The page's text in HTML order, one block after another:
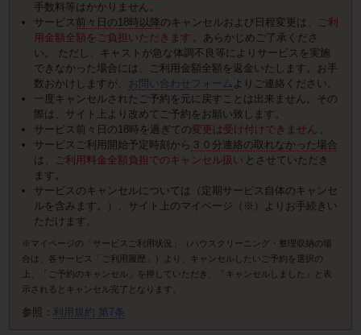
手数料等はかかりません。
サービス 前々日の18時以降のキャンセルおよび日程変更は、
ご利
用金額全額をご負担いただきます
。あらかじめご了承くださ
い。 ただし、キャストが急な体調不良等によりサービスを実施
できなかった場合には、ご利用金額全額を返金いたします。お手
数おかけしますが、 お問い合わせフォーム よりご連絡ください。
一度キャンセルされたご予約を元に戻すことは出来ません。その
際は、サイト上より改めてご予約をお願い致します。
サービス前々日の18時を過ぎての変更は受け付けできません
サービスご利用開始予定時刻から ３０分連絡の取れなかった場合
は、
ご利用料金全額負担でのキャンセル扱い とさせていただき
ます。
サービスのキャンセルについては（定期サービス自体のキャンセ
ルを含みます。）、サイト上のマイページ（※）よりお手続きい
ただけます。
※マイページの「サービスご利用状況」（ハウスクリーニング・整理収納の場
合は、各サービス「ご利用履歴」）より、キャンセルしたいご予約を選択の
上、「ご予約のキャンセル」を押していただき、「キャンセルしました」と表
示されるとキャンセル完了となります。
参照： 利用規約 第7条